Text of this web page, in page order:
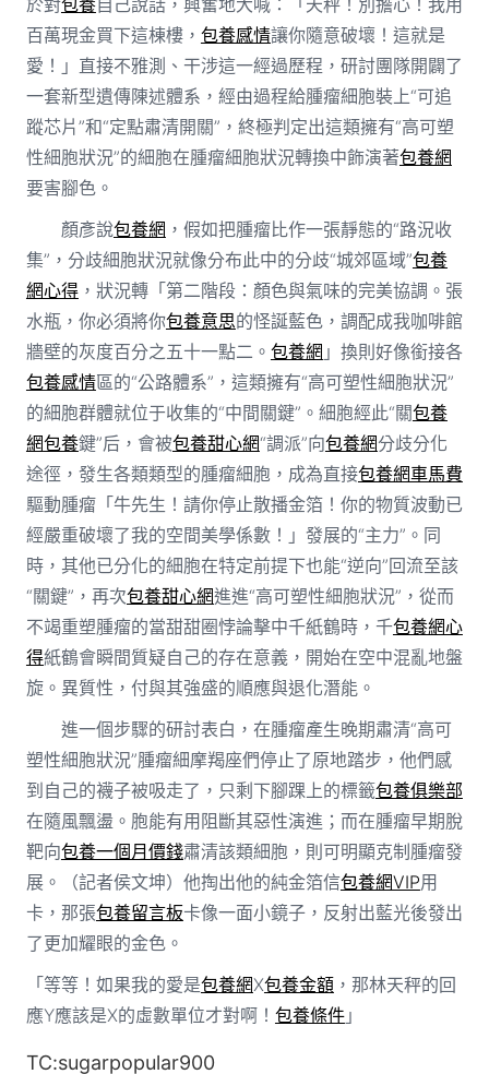
百萬現金買下這棟樓， 包養感情讓你隨意破壞！這就是
愛！」直接不雅測、干涉這一經過歷程，研討團隊開闢了
一套新型遺傳陳述體系，經由過程給腫瘤細胞裝上“可追
蹤芯片”和“定點肅清開關”，終極判定出這類擁有“高可塑
性細胞狀況”的細胞在腫瘤細胞狀況轉換中飾演著包養網
要害腳色。
顏彥說包養網 ，假如把腫瘤比作一張靜態的“路況收
集”，分歧細胞狀況就像分布此中的分歧“城郊區域”包養
網心得，狀況轉「第二階段：顏色與氣味的完美協調。張
水瓶，你必須將你包養意思的怪誕藍色，調配成我咖啡館
牆壁的灰度百分之五十一點二。 包養網 」換則好像銜接各
包養感情區的“公路體系”，這類擁有“高可塑性細胞狀況”
的細胞群體就位于收集的“中間關鍵”。細胞經此“關包養
網包養鍵”后，會被包養甜心網“調派”向包養網分歧分化
途徑，發生各類類型的腫瘤細胞，成為直接包養網車馬費
驅動腫瘤「牛先生！請你停止散播金箔！你的物質波動已
經嚴重破壞了我的空間美學係數！」發展的“主力”。同
時，其他已分化的細胞在特定前提下也能“逆向”回流至該
“關鍵”，再次包養甜心網進進“高可塑性細胞狀況”，從而
不竭重塑腫瘤的當甜甜圈悖論擊中千紙鶴時，千包養網心
得紙鶴會瞬間質疑自己的存在意義，開始在空中混亂地盤
旋。異質性，付與其強盛的順應與退化潛能。
進一個步驟的研討表白，在腫瘤產生晚期肅清“高可
塑性細胞狀況”腫瘤細摩羯座們停止了原地踏步，他們感
到自己的襪子被吸走了，只剩下腳踝上的標籤包養俱樂部
在隨風飄盪。胞能有用阻斷其惡性演進；而在腫瘤早期脫
靶向包養一個月價錢肅清該類細胞，則可明顯克制腫瘤發
展。（記者侯文坤）他掏出他的純金箔信包養網VIP用
卡，那張包養留言板卡像一面小鏡子，反射出藍光後發出
了更加耀眼的金色。
「等等！如果我的愛是包養網X包養金額，那林天秤的回
應Y應該是X的虛數單位才對啊！ 包養條件」
TC:sugarpopular900